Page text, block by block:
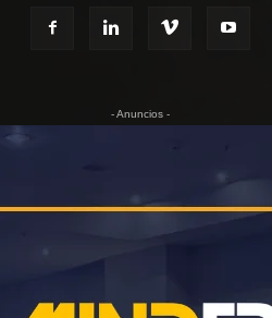
- Anuncios -